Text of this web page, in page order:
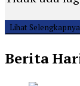
Lihat Selengkapnya
Berita